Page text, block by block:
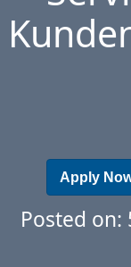
Apply
Posted on: